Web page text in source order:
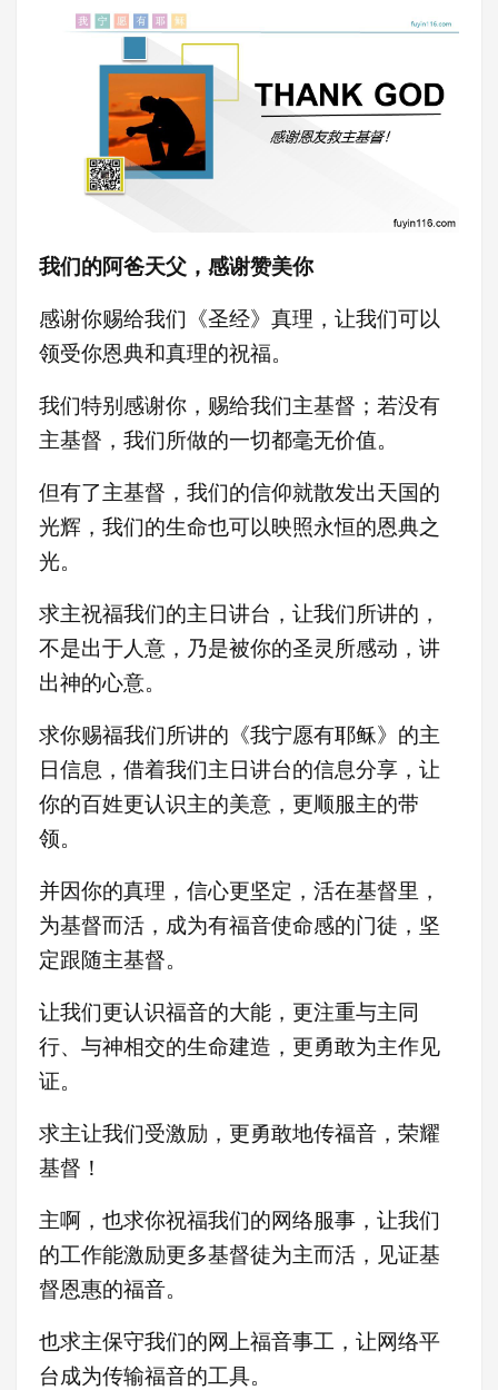
我们的阿爸天父，感谢赞美你
感谢你赐给我们《圣经》真理，让我们可以
领受你恩典和真理的祝福。
我们特别感谢你，赐给我们主基督；若没有
主基督，我们所做的一切都毫无价值。
但有了主基督，我们的信仰就散发出天国的
光辉，我们的生命也可以映照永恒的恩典之
光。
求主祝福我们的主日讲台，让我们所讲的，
不是出于人意，乃是被你的圣灵所感动，讲
出神的心意。
求你赐福我们所讲的《我宁愿有耶稣》的主
日信息，借着我们主日讲台的信息分享，让
你的百姓更认识主的美意，更顺服主的带
领。
并因你的真理，信心更坚定，活在基督里，
为基督而活，成为有福音使命感的门徒，坚
定跟随主基督。
让我们更认识福音的大能，更注重与主同
行、与神相交的生命建造，更勇敢为主作见
证。
求主让我们受激励，更勇敢地传福音，荣耀
基督！
主啊，也求你祝福我们的网络服事，让我们
的工作能激励更多基督徒为主而活，见证基
督恩惠的福音。
也求主保守我们的网上福音事工，让网络平
台成为传输福音的工具。